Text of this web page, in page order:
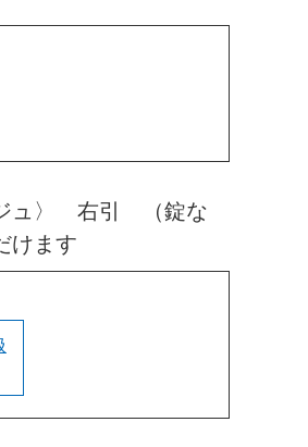
ュ〉 右引 （錠な
けます